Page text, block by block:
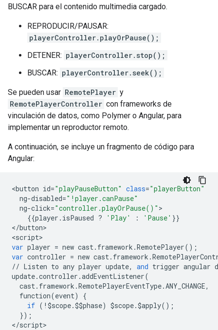
BUSCAR para el contenido multimedia cargado.
REPRODUCIR/PAUSAR:
playerController.playOrPause();
DETENER: playerController.stop();
BUSCAR: playerController.seek();
Se pueden usar RemotePlayer y
RemotePlayerController con frameworks de
vinculación de datos, como Polymer o Angular, para
implementar un reproductor remoto.
A continuación, se incluye un fragmento de código para
Angular:
<button id="playPauseButton" class="playerButton"
ng-disabled="!player.canPause"
ng-click="controller.playOrPause()"
{{player . isPaused ? 'Play' : 'Pause' }}
</button>
<script
var player = new cast. framework .RemotePlayer();
var controller = new cast. framework .
// Listen to any player update, and trigger angular
update.controller .addEventListener(
cast. framework .RemotePlayerEventType.ANY_CHANGE,
function(event)
{
if ( !$scope.$$phase) $scope.$apply();
});
</script>